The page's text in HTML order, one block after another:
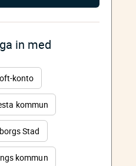
in med
konto
kommun
Stad
kommun